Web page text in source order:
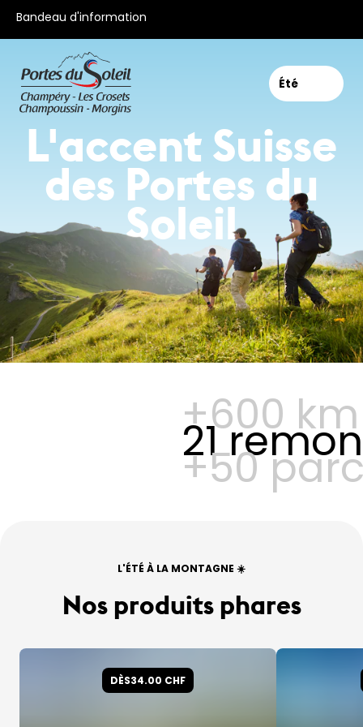
Bandeau d'information
Été
L'accent Suisse
des Portes du
Soleil
+600
21
+50
L'ÉTÉ À LA MONTAGNE ☀️
Nos produits phares
DÈS34.00 CHF